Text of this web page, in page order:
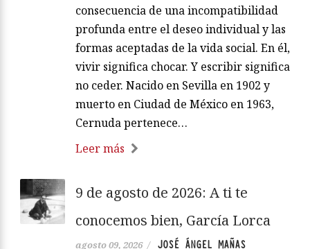
consecuencia de una incompatibilidad
profunda entre el deseo individual y las
formas aceptadas de la vida social. En él,
vivir significa chocar. Y escribir significa
no ceder. Nacido en Sevilla en 1902 y
muerto en Ciudad de México en 1963,
Cernuda pertenece…
Leer más
9 de agosto de 2026: A ti te
conocemos bien, García Lorca
agosto 09, 2026 / JOSÉ ÁNGEL MAÑAS